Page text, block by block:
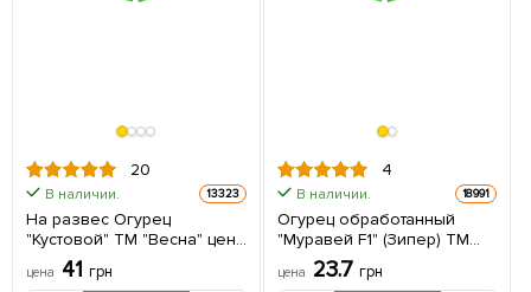
20
В наличии. 13323
На развес Огурец
"Кустовой" ТМ "Весна" цена
за 2г
цена 41 грн
4
В наличии. 18991
Огурец обработанный
"Муравей F1" (Зипер) ТМ
"Весна" 0.5г
(самоопыляемый)
цена 23.7 грн